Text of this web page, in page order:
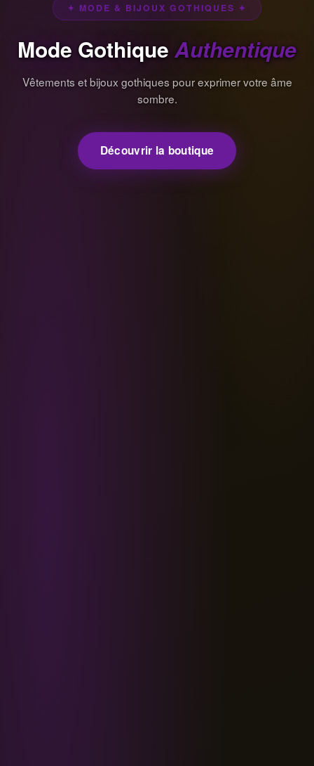
✦ MODE & BIJOUX GOTHIQUES ✦
Mode Gothique Authentique
Vêtements et bijoux gothiques pour exprimer votre âme
sombre.
Découvrir la boutique